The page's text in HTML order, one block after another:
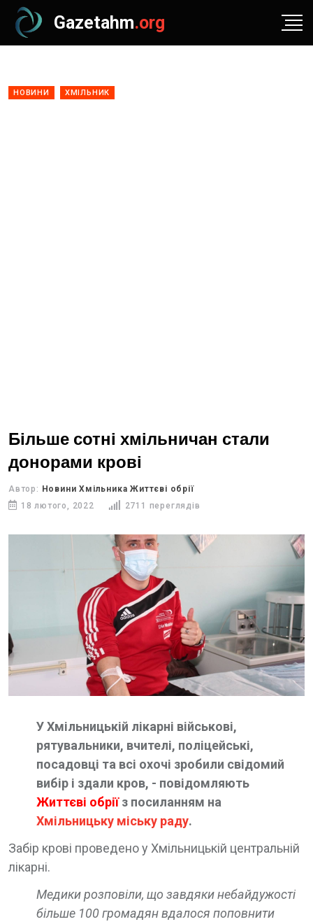
Gazetahm.org
НОВИНИ ХМІЛЬНИК
Більше сотні хмільничан стали
донорами крові
Автор: Новини Хмільника Життєві обрії
18 лютого, 2022
2711 переглядів
У Хмільницькій лікарні військові,
рятувальники, вчителі, поліцейські,
посадовці та всі охочі зробили свідомий
вибір і здали кров, - повідомляють
Життєві обріїз посиланням на
Хмільницьку міську раду.
Забір крові проведено у Хмільницькій центральній
лікарні.
Медики розповіли, що завдяки небайдужості
більше 100 громадян вдалося поповнити